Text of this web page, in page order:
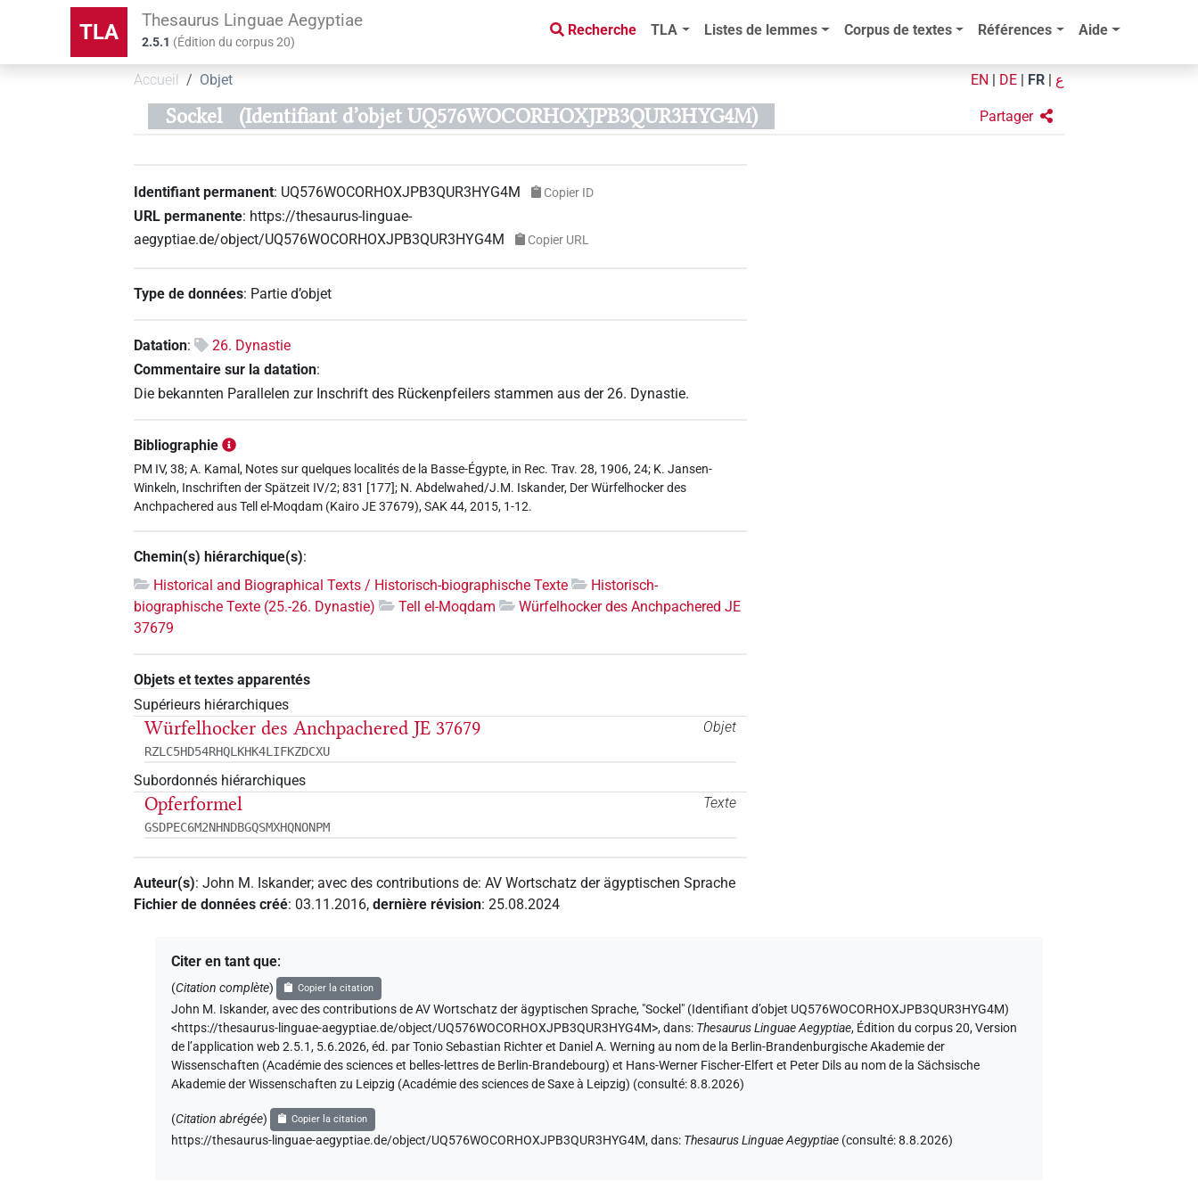
TLA Thesaurus Linguae Aegyptiae
2.5.1 (Édition du corpus20)
Recherche TLA Listes de lemmes Corpus de textes Références Aide
Accueil Objet EN DE FR ع
Sockel (Identifiant d’objet UQ576WOCORHOXJPB3QUR3HYG4M) Partager
Identifiant permanent: UQ576WOCORHOXJPB3QUR3HYG4M Copier ID
URL permanente: https://thesaurus-linguae-
aegyptiae.de/object/UQ576WOCORHOXJPB3QUR3HYG4M
Copier URL
Type de données: Partie d’objet
Datation:
26. Dynastie
Commentaire sur la datation:
Die bekannten Parallelen zur Inschrift des Rückenpfeilers stammen aus der 26. Dynastie.
Bibliographie
PM IV, 38; A. Kamal, Notes sur quelques localités de la Basse-Égypte, in Rec. Trav. 28, 1906, 24; K. Jansen-
Winkeln, Inschriften der Spätzeit IV/2; 831 [177]; N. Abdelwahed/J.M. Iskander, Der Würfelhocker des
Anchpachered aus Tell el-Moqdam (Kairo JE 37679), SAK 44, 2015, 1-12.
Chemin(s) hiérarchique(s):
Historical and Biographical Texts / Historisch-biographische Texte
Historisch-
biographische Texte (25.-26. Dynastie)
Tell el-Moqdam
Würfelhocker des Anchpachered JE
37679
Objets et textes apparentés
Supérieurs hiérarchiques
Objet
Würfelhocker des Anchpachered JE 37679
RZLC5HD54RHQLKHK4LIFKZDCXU
Subordonnés hiérarchiques
Texte
Opferformel
GSDPEC6M2NHNDBGQSMXHQNONPM
Auteur(s):John M. Iskander;avec des contributions de:AV Wortschatz der ägyptischen Sprache
Fichier de données créé: 03.11.2016,dernière révision:25.08.2024
Citer en tant que:
(Citation complète) Copier la citation
John M. Iskander,avec des contributions de AV Wortschatz der ägyptischen Sprache, "Sockel" (Identifiant d’objet UQ576WOCORHOXJPB3QUR3HYG4M)
<https://thesaurus-linguae-aegyptiae.de/object/UQ576WOCORHOXJPB3QUR3HYG4M>,dans: Thesaurus Linguae Aegyptiae, Édition du corpus 20, Version
de l’application web 2.5.1, 5.6.2026, éd. par Tonio Sebastian Richter et Daniel A. Werning au nom de la Berlin-Brandenburgische Akademie der
Wissenschaften (Académie des sciences et belles-lettres de Berlin-Brandebourg) et Hans-Werner Fischer-Elfert et Peter Dils au nom de la Sächsische
Akademie der Wissenschaften zu Leipzig (Académie des sciences de Saxe à Leipzig) (consulté:8.8.2026)
(Citation abrégée) Copier la citation
https://thesaurus-linguae-aegyptiae.de/object/UQ576WOCORHOXJPB3QUR3HYG4M,dans: Thesaurus Linguae Aegyptiae (consulté:8.8.2026)